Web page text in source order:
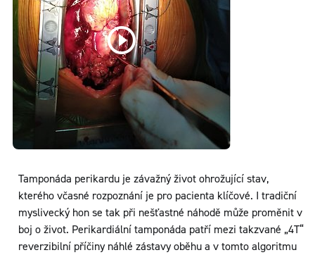
Tamponáda perikardu je závažný život ohrožující stav,
kterého včasné rozpoznání je pro pacienta klíčové. I tradiční
myslivecký hon se tak při nešťastné náhodě může proměnit v
boj o život. Perikardiální tamponáda patří mezi takzvané „4T“
reverzibilní příčiny náhlé zástavy oběhu a v tomto algoritmu